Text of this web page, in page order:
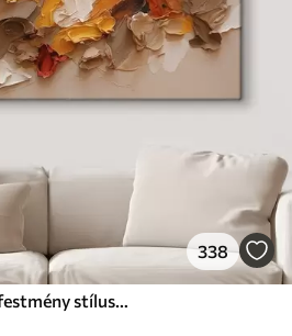
338
Absztrakt festmény olajfestmény stílusban